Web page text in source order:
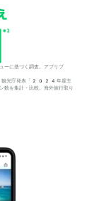
ーに基づく調査。アプリブ
観光庁発表「2024年度主
を集計・比較。海外旅行取り